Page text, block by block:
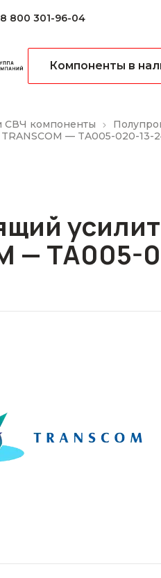
8 800 301-96-04
Компоненты в
СВЧ компоненты
— TA005-020-13-
— TA005-